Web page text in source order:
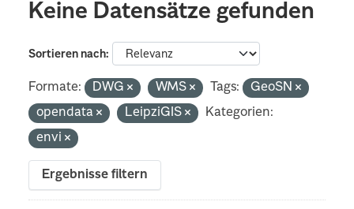
Keine Datensätze gefunden
Sortieren nach
Formate: DWG WMS Tags:
GeoSN
opendata
LeipziGIS
Kategorien:
envi
Ergebnisse filtern